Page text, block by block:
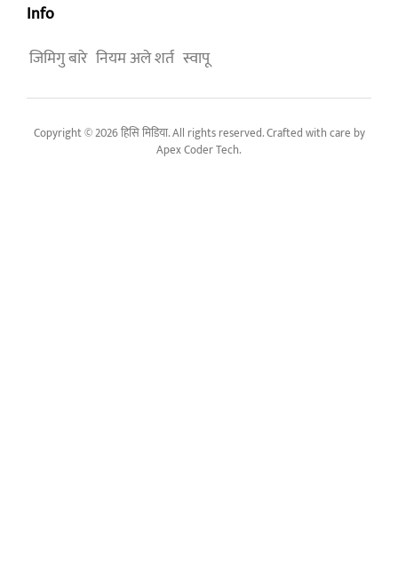
Info
जिमिगु बारे नियम अले शर्त स्वापू
Copyright © 2026 हिसि मिडिया. All rights reserved. Crafted with care by
Apex Coder Tech.